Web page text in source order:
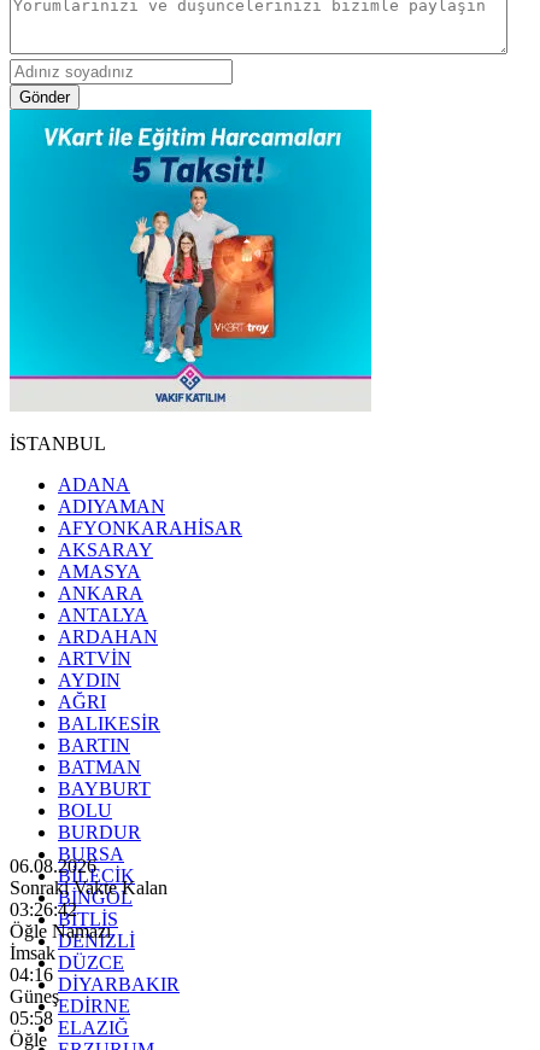
Gönder
İSTANBUL
ADANA
ADIYAMAN
AFYONKARAHİSAR
AKSARAY
AMASYA
ANKARA
ANTALYA
ARDAHAN
ARTVİN
AYDIN
AĞRI
BALIKESİR
BARTIN
BATMAN
BAYBURT
BOLU
BURDUR
BURSA
BİLECİK
BİNGÖL
BİTLİS
DENİZLİ
DÜZCE
DİYARBAKIR
EDİRNE
ELAZIĞ
06.08.2026
Sonraki Vakte Kalan
03:26:41
Öğle Namazı
İmsak
04:16
Güneş
05:58
Öğle